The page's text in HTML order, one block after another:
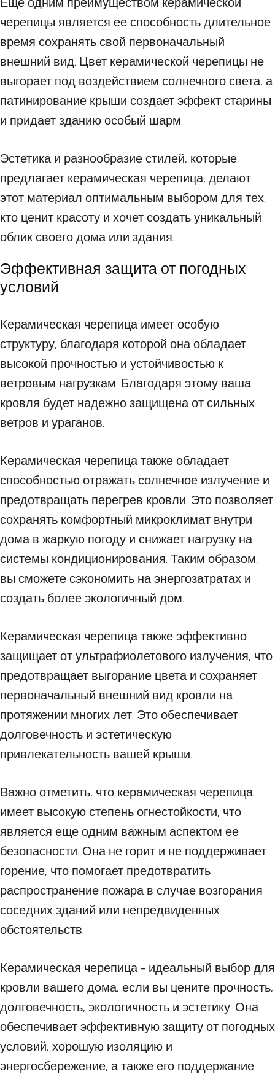
черепицы является ее способность длительное
время сохранять свой первоначальный
внешний вид. Цвет керамической черепицы не
выгорает под воздействием солнечного света, а
патинирование крыши создает эффект старины
и придает зданию особый шарм.
Эстетика и разнообразие стилей, которые
предлагает керамическая черепица, делают
этот материал оптимальным выбором для тех,
кто ценит красоту и хочет создать уникальный
облик своего дома или здания.
Эффективная защита от погодных
условий
Керамическая черепица имеет особую
структуру, благодаря которой она обладает
высокой прочностью и устойчивостью к
ветровым нагрузкам. Благодаря этому ваша
кровля будет надежно защищена от сильных
ветров и ураганов.
Керамическая черепица также обладает
способностью отражать солнечное излучение и
предотвращать перегрев кровли. Это позволяет
сохранять комфортный микроклимат внутри
дома в жаркую погоду и снижает нагрузку на
системы кондиционирования. Таким образом,
вы сможете сэкономить на энергозатратах и
создать более экологичный дом.
Керамическая черепица также эффективно
защищает от ультрафиолетового излучения, что
предотвращает выгорание цвета и сохраняет
первоначальный внешний вид кровли на
протяжении многих лет. Это обеспечивает
долговечность и эстетическую
привлекательность вашей крыши.
Важно отметить, что керамическая черепица
имеет высокую степень огнестойкости, что
является еще одним важным аспектом ее
безопасности. Она не горит и не поддерживает
горение, что помогает предотвратить
распространение пожара в случае возгорания
соседних зданий или непредвиденных
обстоятельств.
Керамическая черепица - идеальный выбор для
кровли вашего дома, если вы цените прочность,
долговечность, экологичность и эстетику. Она
обеспечивает эффективную защиту от погодных
условий, хорошую изоляцию и
энергосбережение, а также его поддержание